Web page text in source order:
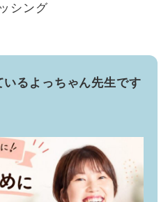
シング
るよっちゃん先生です